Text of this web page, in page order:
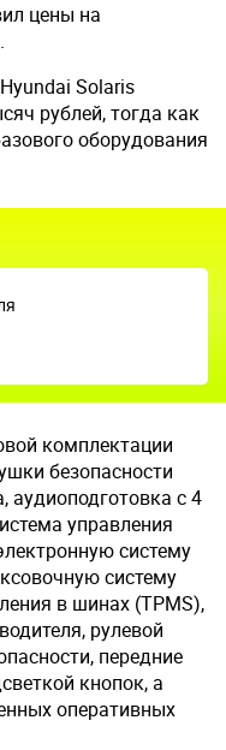
цены на
Solaris
рублей, тогда как
оборудования
комплектации
безопасности
аудиоподготовка с 4
управления
систему
систему
в шинах (TPMS),
рулевой
передние
кнопок, а
оперативных